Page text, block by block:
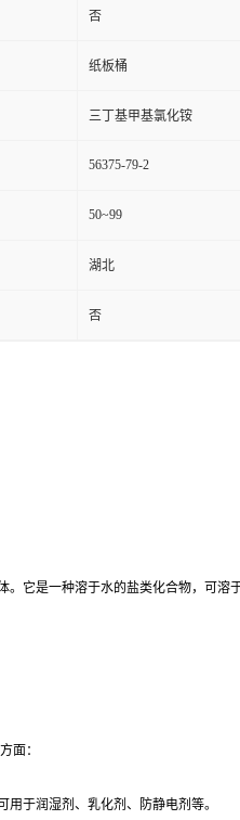
否
纸板桶
三丁基甲基氯化铵
56375-79-2
50~99
湖北
否
它是一种溶于水的盐类化合物，可
面：
于润湿剂、乳化剂、防静电剂等。